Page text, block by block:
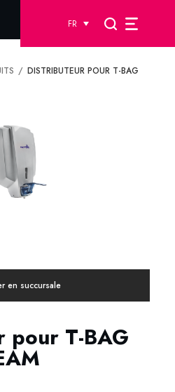
FR
DISTRIBUTEUR POUR T-BAG
en succursale
pour T-BAG